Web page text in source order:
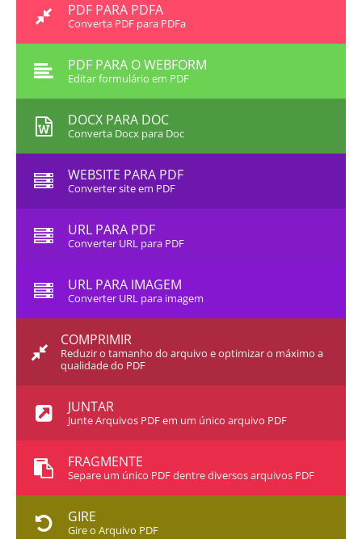
PDF PARA PDFA
Converta PDF para PDFa
PDF PARA O WEBFORM
Editar formulário em PDF
DOCX PARA DOC
Converta Docx para Doc
WEBSITE PARA PDF
Converter site em PDF
URL PARA PDF
Converter URL para PDF
URL PARA IMAGEM
Converter URL para imagem
COMPRIMIR
Reduzir o tamanho do arquivo e optimizar o máximo a
qualidade do PDF
JUNTAR
Junte Arquivos PDF em um único arquivo PDF
FRAGMENTE
Separe um único PDF dentre diversos arquivos PDF
GIRE
Gire o Arquivo PDF